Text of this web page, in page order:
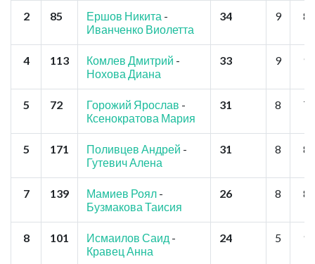
2 85 Ершов Никита -
Иванченко Виолетта
34 9 8
4 113 Комлев Дмитрий -
Нохова Диана
33 9 9
5 72 Горожий Ярослав -
Ксенократова Мария
31 8 7
5 171 Поливцев Андрей -
Гутевич Алена
31 8 8
7 139 Мамиев Роял -
Бузмакова Таисия
26 8 8
8 101 Исмаилов Саид -
Кравец Анна
24 5 9